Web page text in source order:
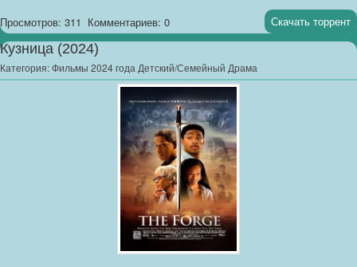
Просмотров: 311 Комментариев: 0 Скачать торрент
Кузница (2024)
Категория:Фильмы 2024 года Детский/Семейный Драма